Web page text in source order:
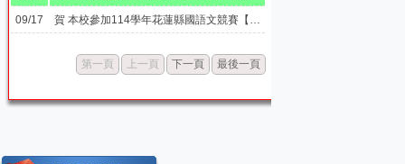
09/17 賀 本校參加114學年花蓮縣國語文競賽【榮獲1特優、10優等、1甲等】
第一頁 上一頁 下一頁 最後一頁